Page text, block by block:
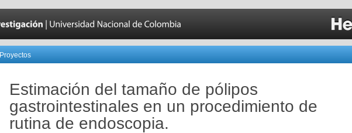
Proyectos
Estimación del tamaño de pólipos
gastrointestinales en un procedimiento de
rutina de endoscopia.